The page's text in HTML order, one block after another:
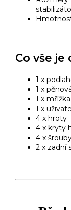
Co vše
1 x
1 x
1 x
1 x
4 x hroty
4 x kryty
4 x
2 x zadní